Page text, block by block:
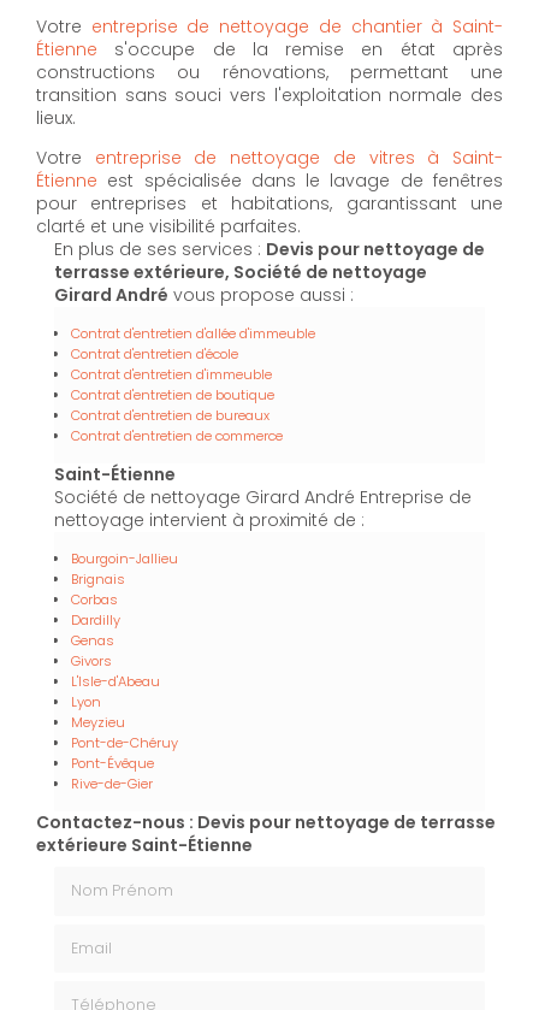
Votre entreprise de nettoyage de chantier à Saint-
Étienne s'occupe de la remise en état après
constructions ou rénovations, permettant une
transition sans souci vers l'exploitation normale des
lieux.
Votre entreprise de nettoyage de vitres à Saint-
Étienne est spécialisée dans le lavage de fenêtres
pour entreprises et habitations, garantissant une
clarté et une visibilité parfaites.
En plus de ses services : Devis pour nettoyage de
terrasse extérieure, Société de nettoyage
Girard André vous propose aussi :
Contrat d'entretien d'allée d'immeuble
Contrat d'entretien d'école
Contrat d'entretien d'immeuble
Contrat d'entretien de boutique
Contrat d'entretien de bureaux
Contrat d'entretien de commerce
Saint-Étienne
Société de nettoyage Girard André Entreprise de
nettoyage intervient à proximité de :
Bourgoin-Jallieu
Brignais
Corbas
Dardilly
Genas
Givors
L'Isle-d'Abeau
Lyon
Meyzieu
Pont-de-Chéruy
Pont-Évêque
Rive-de-Gier
Contactez-nous : Devis pour nettoyage de terrasse
extérieure Saint-Étienne